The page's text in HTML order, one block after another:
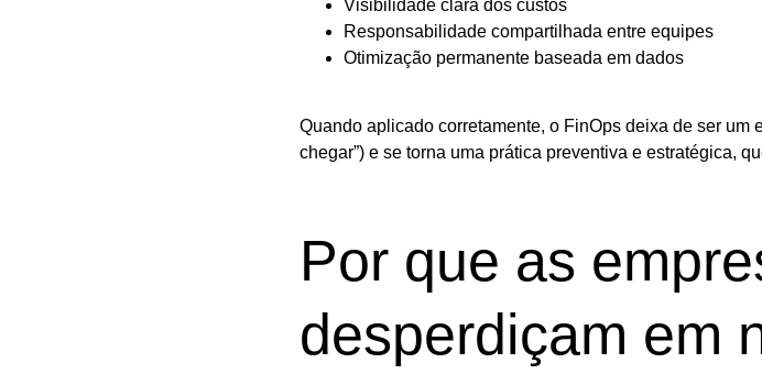
Visibilidade clara dos custos
Responsabilidade compartilhada entre equipes
Otimização permanente baseada em dados
Quando aplicado corretamente, o FinOps deixa de ser um
chegar”) e se torna uma prática preventiva e estratégica,
Por que as
desperdiçam em